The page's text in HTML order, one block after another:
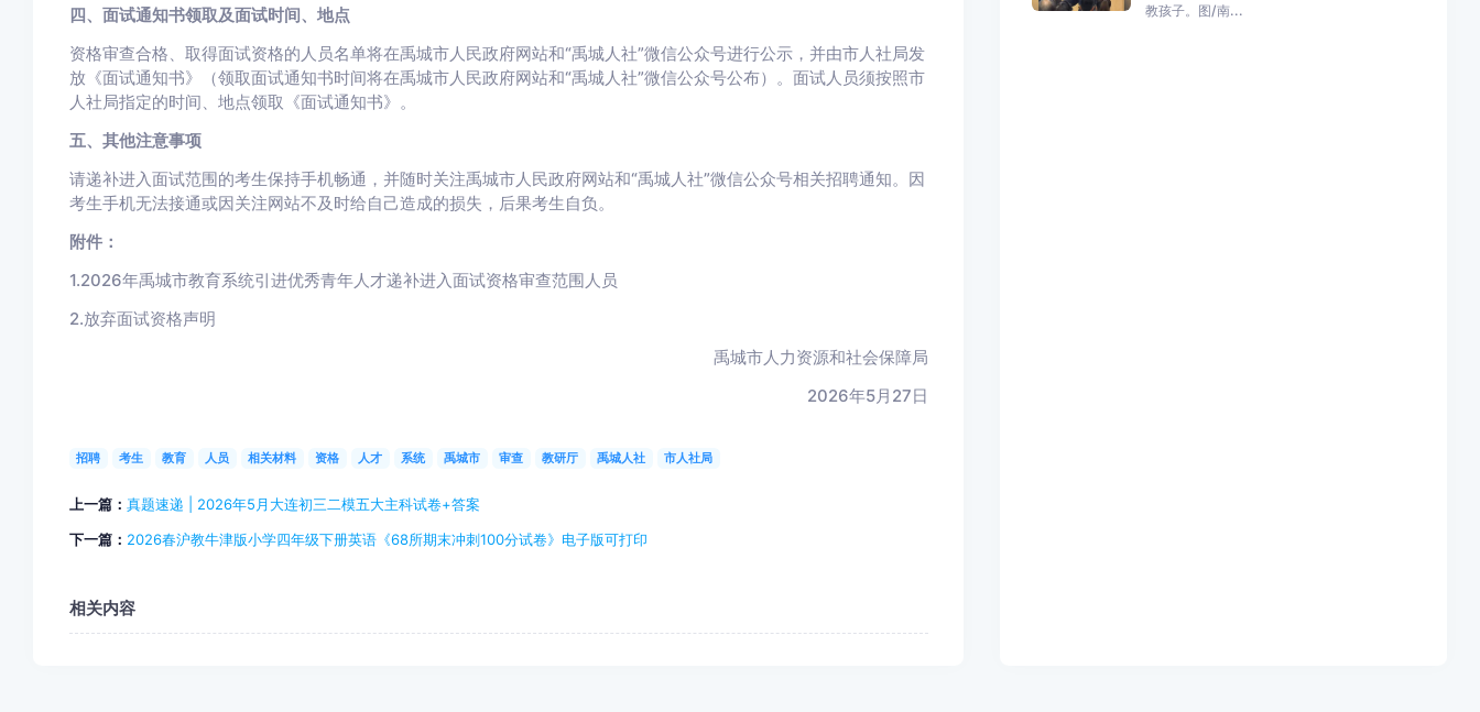
四、面试通知书领取及面试时间、地点
资格审查合格、取得面试资格的人员名单将在禹城市人民政府网站和“禹城人社”微信公众号进行公示，并由市人社局发
放《面试通知书》（领取面试通知书时间将在禹城市人民政府网站和“禹城人社”微信公众号公布）。面试人员须按照市
人社局指定的时间、地点领取《面试通知书》。
五、其他注意事项
请递补进入面试范围的考生保持手机畅通，并随时关注禹城市人民政府网站和“禹城人社”微信公众号相关招聘通知。因
考生手机无法接通或因关注网站不及时给自己造成的损失，后果考生自负。
附件：
1.2026年禹城市教育系统引进优秀青年人才递补进入面试资格审查范围人员
2.放弃面试资格声明
禹城市人力资源和社会保障局
2026年5月27日
招聘 考生 教育 人员 相关材料 资格 人才 系统 禹城市 审查 教研厅 禹城人社 市人社局
上一篇： 真题速递 | 2026年5月大连初三二模五大主科试卷+答案
下一篇： 2026春沪教牛津版小学四年级下册英语《68所期末冲刺100分试卷》电子版可打印
相关内容
教孩子。图/南...